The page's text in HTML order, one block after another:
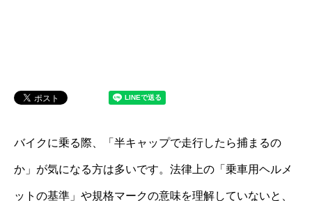
バイクに乗る際、「半キャップで走行したら捕まるの
か」が気になる方は多いです。法律上の「乗車用ヘルメ
ットの基準」や規格マークの意味を理解していないと、